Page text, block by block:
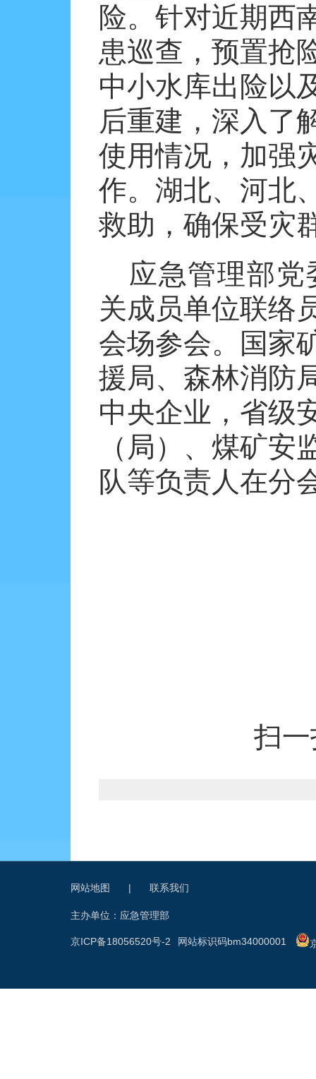
险。针对近期西
患巡查，预置抢
中小水库出险以
后重建，深入了
使用情况，加强
作。湖北、河北
救助，确保受灾
应急管理部
关成员单位联络
会场参会。国家
援局、森林消防
中央企业，省级
（局）、煤矿
队等负责人在分
扫
网站地图 | 联系我们
主办单位：应急管理部
网站标识码bm34000001
京ICP备18056520号-2